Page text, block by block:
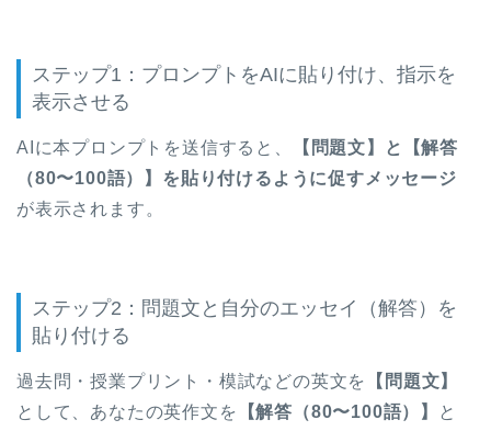
ステップ1：プロンプトをAIに貼り付け、指示を
表示させる
AIに本プロンプトを送信すると、
【問題文】と【解答
（80〜100語）】を貼り付けるように促すメッセージ
が表示されます。
ステップ2：問題文と自分のエッセイ（解答）を
貼り付ける
過去問・授業プリント・模試などの英文を
【問題文】
として、あなたの英作文を
【解答（80〜100語）】
と